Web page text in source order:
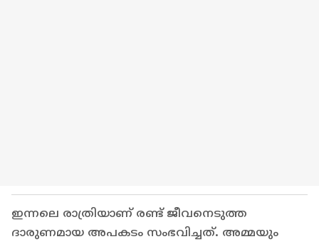
ഇന്നലെ രാത്രിയാണ് രണ്ട് ജീവനെടുത്ത
ദാരുണമായ അപകടം സംഭവിച്ചത്. അമ്മയും